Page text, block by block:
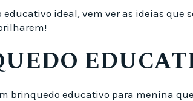
ideal, vem ver as ideias que
brinquedo educativo para menina